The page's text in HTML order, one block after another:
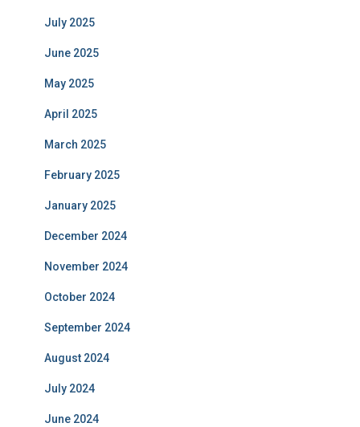
July 2025
June 2025
May 2025
April 2025
March 2025
February 2025
January 2025
December 2024
November 2024
October 2024
September 2024
August 2024
July 2024
June 2024